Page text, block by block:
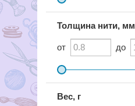
Толщина нити, мм
от до
Вес, г